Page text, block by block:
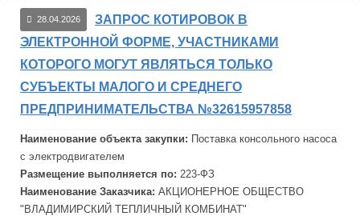
28.04.2026
ЗАПРОС КОТИРОВОК В
ЭЛЕКТРОННОЙ ФОРМЕ, УЧАСТНИКАМИ
КОТОРОГО МОГУТ ЯВЛЯТЬСЯ ТОЛЬКО
СУБЪЕКТЫ МАЛОГО И СРЕДНЕГО
ПРЕДПРИНИМАТЕЛЬСТВА №32615957858
Наименование объекта закупки: Поставка консольного насоса
с электродвигателем
Размещение выполняется по: 223-ФЗ
Наименование Заказчика: АКЦИОНЕРНОЕ ОБЩЕСТВО
"ВЛАДИМИРСКИЙ ТЕПЛИЧНЫЙ КОМБИНАТ"